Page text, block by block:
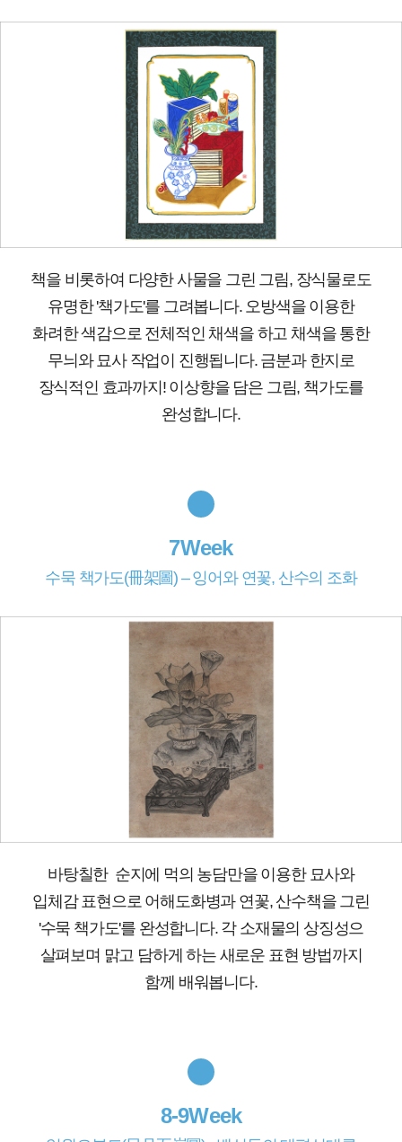
책을 비롯하여 다양한 사물을 그린 그림, 장식물로도
유명한 '책가도'를 그려봅니다. 오방색을 이용한
화려한 색감으로 전체적인 채색을 하고 채색을 통한
무늬와 묘사 작업이 진행됩니다. 금분과 한지로
장식적인 효과까지! 이상향을 담은 그림, 책가도를
완성합니다.
7Week
수묵 책가도(冊架圖) – 잉어와 연꽃, 산수의 조화
바탕칠한 순지에 먹의 농담만을 이용한 묘사와
입체감 표현으로 어해도화병과 연꽃, 산수책을 그린
'수묵 책가도'를 완성합니다. 각 소재물의 상징성으
살펴보며 맑고 담하게 하는 새로운 표현 방법까지
함께 배워봅니다.
8-9Week